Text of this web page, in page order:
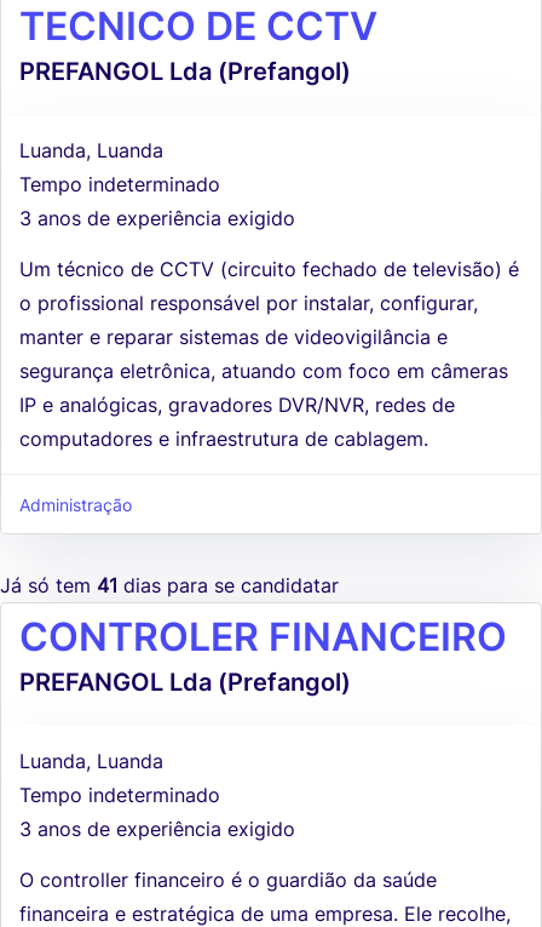
TECNICO DE CCTV
PREFANGOL Lda (Prefangol)
Luanda, Luanda
Tempo indeterminado
3 anos de experiência exigido
Um técnico de CCTV (circuito fechado de televisão) é
o profissional responsável por instalar, configurar,
manter e reparar sistemas de videovigilância e
segurança eletrônica, atuando com foco em câmeras
IP e analógicas, gravadores DVR/NVR, redes de
computadores e infraestrutura de cablagem.
Administração
Já só tem 41 dias para se candidatar
CONTROLER FINANCEIRO
PREFANGOL Lda (Prefangol)
Luanda, Luanda
Tempo indeterminado
3 anos de experiência exigido
O controller financeiro é o guardião da saúde
financeira e estratégica de uma empresa. Ele recolhe,